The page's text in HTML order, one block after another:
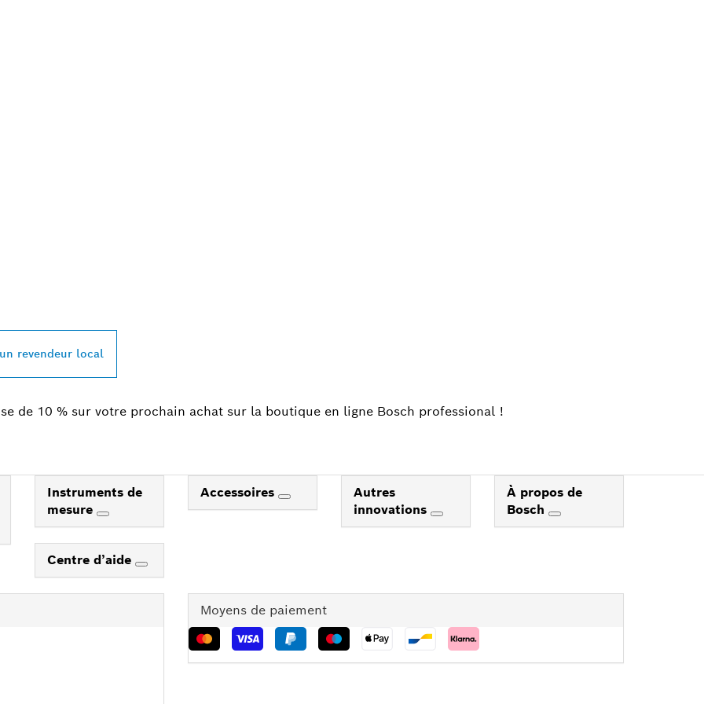
revendeur local
de 10 % sur votre prochain achat sur la boutique en ligne Bosch professional !
Instruments de
mesure
Accessoires
Autres
innovations
À propos de
Bosch
Centre d’aide
Moyens de paiement